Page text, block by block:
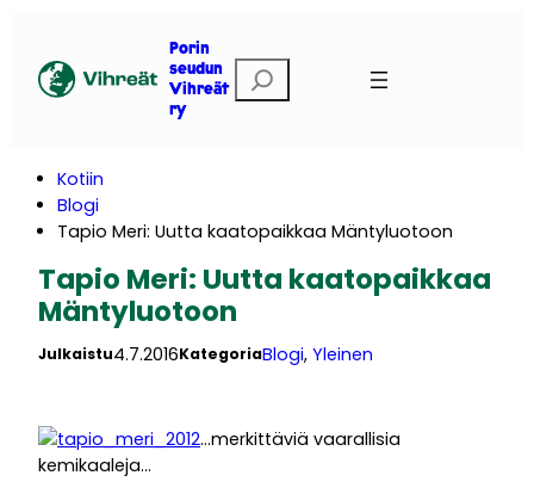
Porin
seudun
Vihreät
ry
t
Kotiin
Blogi
Tapio Meri: Uutta kaatopaikkaa Mäntyluotoon
Tapio Meri: Uutta kaatopaikkaa
Mäntyluotoon
Julkaistu4.7.2016KategoriaBlogi, Yleinen
…merkittäviä vaarallisia
kemikaaleja…